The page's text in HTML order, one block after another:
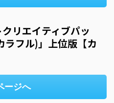
リエイティブパッ
フル)」上位版【カ
ージへ